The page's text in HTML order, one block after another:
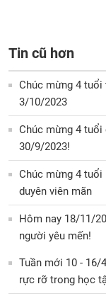
Tin cũ hơn
Chúc mừng 4 tuổi
3/10/2023
Chúc mừng 4
30/9/2023!
Chúc mừng 4 tuổi
duyên viên mãn
Hôm nay 18/11/
người yêu mến!
Tuần mới 10 - 16/
rực rỡ trong học